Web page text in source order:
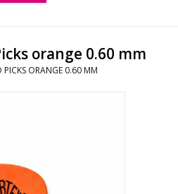
orange 0.60 mm
PICKS ORANGE 0.60 MM